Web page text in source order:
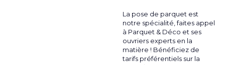
La pose de parquet est
notre spécialité, faites appel
à Parquet & Déco et ses
ouvriers experts en la
matière ! Bénéficiez de
tarifs préférentiels sur la